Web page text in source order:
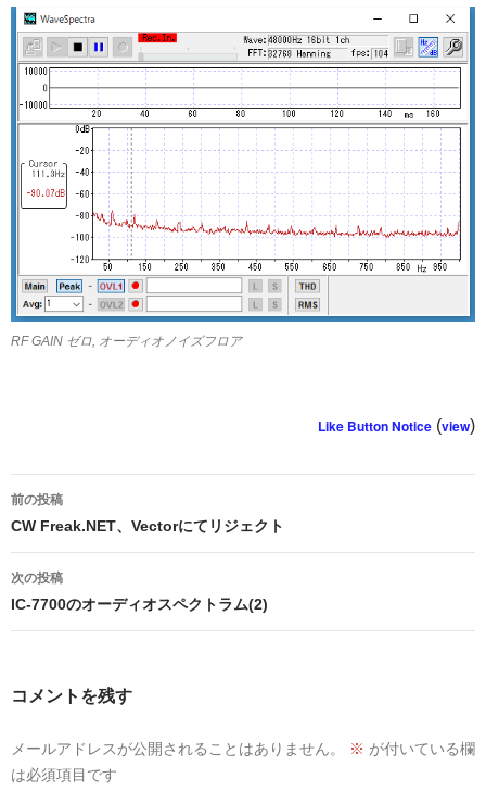
RF GAIN ゼロ, オーディオノイズフロア
Like Button Notice (view)
投
稿
ナ
ビ
ョ
前の投稿
CW Freak.NET、Vectorにてリジェクト
次の投稿
IC-7700のオーディオスペクトラム(2)
コメントを残す
メールアドレスが公開されることはありません。 ※ が付いている欄
は必須項目です